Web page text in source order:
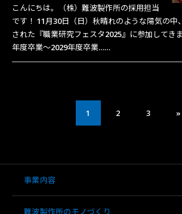
こんにちは。（株）難波製作所の採用担当
です！ 11月30日（日）秋晴れのような陽気の中
された『職業研究フェスタ2025』に参加してき
年度卒業～2029年度卒業……
1 2 3 »
事業内容
難波製作所のモノづくり